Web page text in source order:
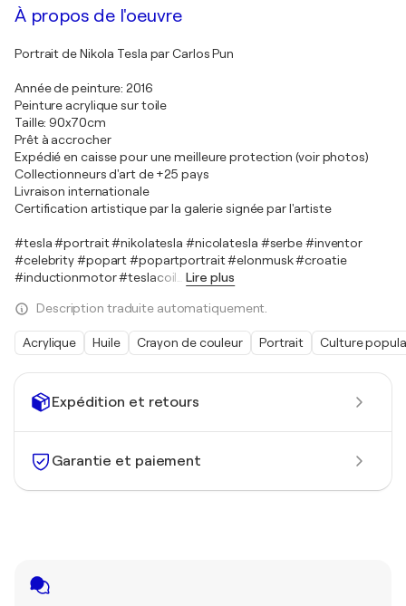
Expédition et retours
Garantie et paiement
À propos de l'oeuvre
Portrait de Nikola Tesla par Carlos Pun
Année de peinture: 2016
Peinture acrylique sur toile
Taille: 90x70cm
Prêt à accrocher
Expédié en caisse pour une meilleure protection (voir photos)
Collectionneurs d'art de +25 pays
Livraison internationale
Certification artistique par la galerie signée par l'artiste
#tesla #portrait #nikolatesla #nicolatesla #serbe #inventor
#celebrity #popart #popartportrait #elonmusk #croatie
#inductionmotor #teslacoil… Lire plus
Description traduite automatiquement.
Acrylique Huile Crayon de couleur Portrait Culture